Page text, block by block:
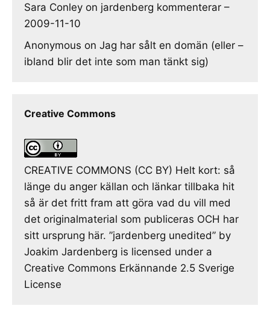
Sara Conley on jardenberg kommenterar –
2009-11-10
Anonymous on Jag har sålt en domän (eller –
ibland blir det inte som man tänkt sig)
Creative Commons
CREATIVE COMMONS (CC BY) Helt kort: så
länge du anger källan och länkar tillbaka hit
så är det fritt fram att göra vad du vill med
det originalmaterial som publiceras OCH har
sitt ursprung här. ”jardenberg unedited” by
Joakim Jardenberg is licensed under a
Creative Commons Erkännande 2.5 Sverige
License